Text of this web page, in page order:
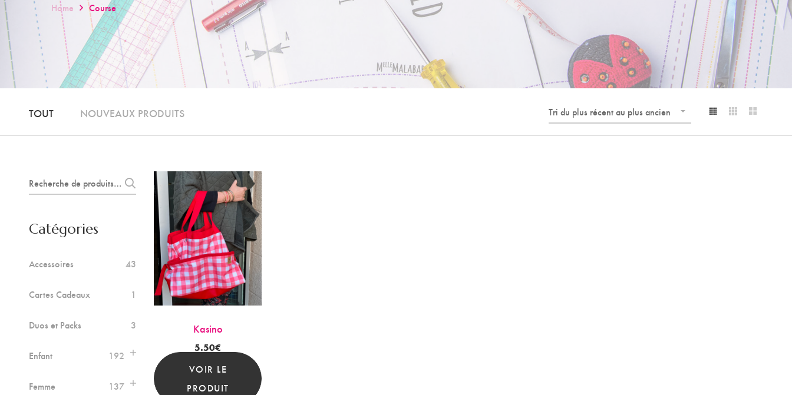
Home Course
TOUT NOUVEAUX PRODUITS Tri du plus récent au plus ancien
Kasino
5.50€
VOIR LE
PRODUIT
Recherche
pour :
Catégories
Accessoires 43
Cartes Cadeaux 1
Duos et Packs 3
Enfant 192
Femme 137